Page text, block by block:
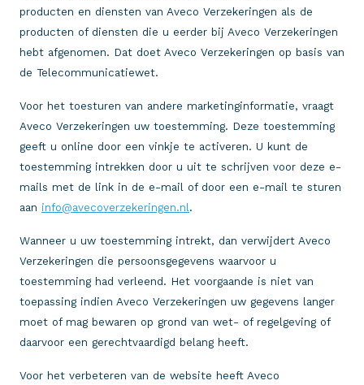
producten en diensten van Aveco Verzekeringen als de
producten of diensten die u eerder bij Aveco Verzekeringen
hebt afgenomen. Dat doet Aveco Verzekeringen op basis van
de Telecommunicatiewet.
Voor het toesturen van andere marketinginformatie, vraagt
Aveco Verzekeringen uw toestemming. Deze toestemming
geeft u online door een vinkje te activeren. U kunt de
toestemming intrekken door u uit te schrijven voor deze e-
mails met de link in de e-mail of door een e-mail te sturen
aan info@avecoverzekeringen.nl.
Wanneer u uw toestemming intrekt, dan verwijdert Aveco
Verzekeringen die persoonsgegevens waarvoor u
toestemming had verleend. Het voorgaande is niet van
toepassing indien Aveco Verzekeringen uw gegevens langer
moet of mag bewaren op grond van wet- of regelgeving of
daarvoor een gerechtvaardigd belang heeft.
Voor het verbeteren van de website heeft Aveco